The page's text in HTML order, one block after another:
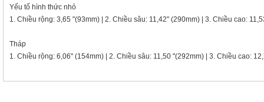
Yếu tố hình thức nhỏ
1. Chiều rộng: 3,65 "(93mm) | 2. Chiều sâu: 11,42" (290mm) | 3. Chiều cao:
Tháp
1. Chiều rộng: 6,06" (154mm) | 2. Chiều sâu: 11,50 "(292mm) | 3. Chiều cao: